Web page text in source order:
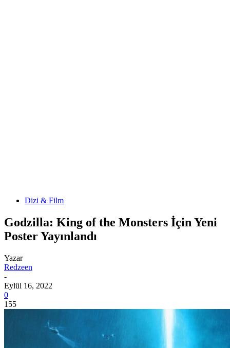
Dizi & Film
Godzilla: King of the Monsters İçin Yeni
Poster Yayınlandı
Yazar
Redzeen
-
Eylül 16, 2022
0
155